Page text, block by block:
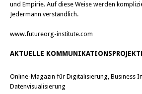
und Empirie. Auf diese Weise werden
Jedermann verständlich.
www.futureorg-institute.com
AKTUELLE
Online-Magazin für Digitalisierung, Business
Datenvisualisierung